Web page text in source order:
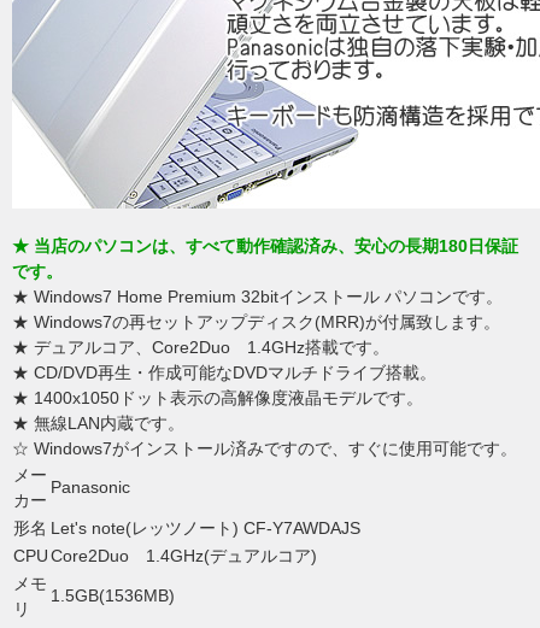
★ 当店のパソコンは、すべて動作確認済み、安心の長期180日保証
です。
★ Windows7 Home Premium 32bitインストール パソコンです。
★ Windows7の再セットアップディスク(MRR)が付属致します。
★ デュアルコア、Core2Duo 1.4GHz搭載です。
★ CD/DVD再生・作成可能なDVDマルチドライブ搭載。
★ 1400x1050ドット表示の高解像度液晶モデルです。
★ 無線LAN内蔵です。
☆ Windows7がインストール済みですので、すぐに使用可能です。
メー
カー
Panasonic
形名 Let's note(レッツノート) CF-Y7AWDAJS
CPUCore2Duo 1.4GHz(デュアルコア)
メモ
リ
1.5GB(1536MB)